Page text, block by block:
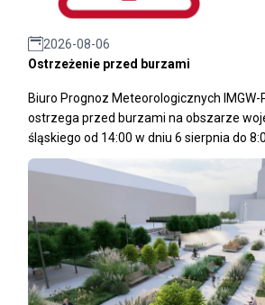
2026-08-06
Ostrzeżenie przed burzami
Biuro Prognoz Meteorologicznych IMGW-
ostrzega przed burzami na obszarze
śląskiego od 14:00 w dniu 6 sierpnia do